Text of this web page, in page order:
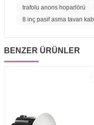
trafolu anons hoparlörü
8 inç pasif asma tavan
BENZER ÜRÜNLER